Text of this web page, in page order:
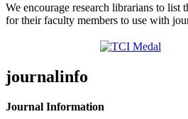
We encourage research librarians to
for their faculty members to use with
journalinfo
Journal Information